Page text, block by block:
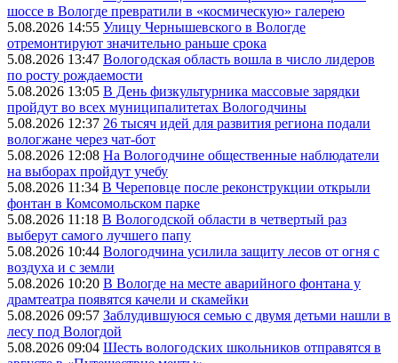
шоссе в Вологде превратили в «космическую» галерею
5.08.2026 14:55 Улицу Чернышевского в Вологде
отремонтируют значительно раньше срока
5.08.2026 13:47 Вологодская область вошла в число лидеров
по росту рождаемости
5.08.2026 13:05 В День физкультурника массовые зарядки
пройдут во всех муниципалитетах Вологодчины
5.08.2026 12:37 26 тысяч идей для развития региона подали
вологжане через чат-бот
5.08.2026 12:08 На Вологодчине общественные наблюдатели
на выборах пройдут учебу
5.08.2026 11:34 В Череповце после реконструкции открыли
фонтан в Комсомольском парке
5.08.2026 11:18 В Вологодской области в четвертый раз
выберут самого лучшего папу
5.08.2026 10:44 Вологодчина усилила защиту лесов от огня с
воздуха и с земли
5.08.2026 10:20 В Вологде на месте аварийного фонтана у
драмтеатра появятся качели и скамейки
5.08.2026 09:57 Заблудившуюся семью с двумя детьми нашли в
лесу под Вологдой
5.08.2026 09:04 Шесть вологодских школьников отправятся в